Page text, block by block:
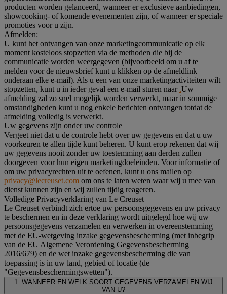
producten worden gelanceerd, wanneer er exclusieve aanbiedingen,
showcooking- of komende evenementen zijn, of wanneer er speciale
promoties voor u zijn.
Afmelden:
U kunt het ontvangen van onze marketingcommunicatie op elk
moment kosteloos stopzetten via de methoden die bij de
communicatie worden weergegeven (bijvoorbeeld om u af te
melden voor de nieuwsbrief kunt u klikken op de afmeldlink
onderaan elke e-mail). Als u een van onze marketingactiviteiten wilt
stopzetten, kunt u in ieder geval een e-mail sturen naar .Uw
afmelding zal zo snel mogelijk worden verwerkt, maar in sommige
omstandigheden kunt u nog enkele berichten ontvangen totdat de
afmelding volledig is verwerkt.
Uw gegevens zijn onder uw controle
Vergeet niet dat u de controle hebt over uw gegevens en dat u uw
voorkeuren te allen tijde kunt beheren. U kunt erop rekenen dat wij
uw gegevens nooit zonder uw toestemming aan derden zullen
doorgeven voor hun eigen marketingdoeleinden. Voor informatie of
om uw privacyrechten uit te oefenen, kunt u ons mailen op
privacy@lecreuset.com om ons te laten weten waar wij u mee van
dienst kunnen zijn en wij zullen tijdig reageren.
Volledige Privacyverklaring van Le Creuset
Le Creuset verbindt zich ertoe uw persoonsgegevens en uw privacy
te beschermen en in deze verklaring wordt uitgelegd hoe wij uw
persoonsgegevens verzamelen en verwerken in overeenstemming
met de EU-wetgeving inzake gegevensbescherming (met inbegrip
van de EU Algemene Verordening Gegevensbescherming
2016/679) en de wet inzake gegevensbescherming die van
toepassing is in uw land, gebied of locatie (de
"Gegevensbeschermingswetten").
1. WANNEER EN WELK SOORT GEGEVENS VERZAMELEN WIJ
VAN U?